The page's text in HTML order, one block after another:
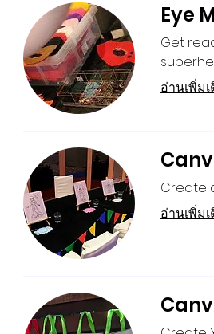
Eye
Get
อ่านเพิ่ม
Create
อ่านเพิ่ม